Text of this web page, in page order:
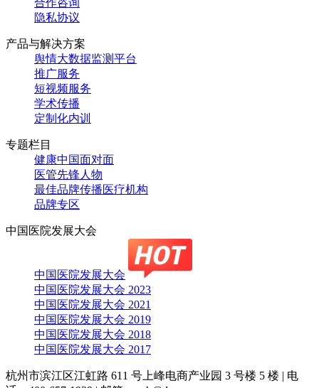
合作咨询
隐私协议
产品与解决方案
舆情大数据监测平台
推广服务
短视频服务
学术传播
定制化内训
专题栏目
健康中国面对面
医管先锋人物
最佳品牌传播医疗机构
品牌专区
中国医院发展大会
中国医院发展大会
中国医院发展大会 2023
中国医院发展大会 2021
中国医院发展大会 2019
中国医院发展大会 2018
中国医院发展大会 2017
杭州市滨江区江虹路 611 号上峰电商产业园 3 号楼 5 楼 | 电